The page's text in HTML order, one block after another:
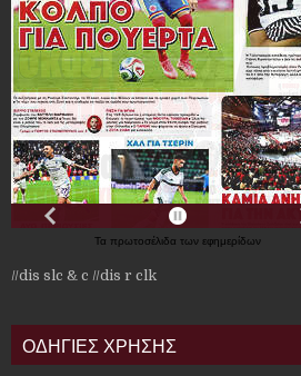
Τα πρωτοσέλιδα των εφημερίδων
//dis slc & c //dis r clk
ΟΔΗΓΙΕΣ ΧΡΗΣΗΣ